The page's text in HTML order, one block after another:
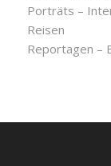
Porträts –
Reisen
Reportagen –